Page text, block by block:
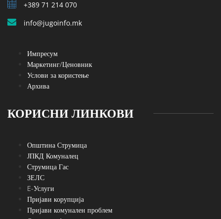
+389 71 214 070
info@jugoinfo.mk
Импресум
Маркетинг/Ценовник
Услови за користење
Архива
КОРИСНИ ЛИНКОВИ
Општина Струмица
ЈПКД Комуналец
Струмица Гас
ЗЕЛС
E-Услуги
Пријави корупција
Пријави комунален проблем